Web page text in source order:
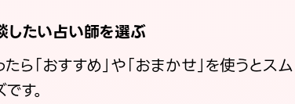
したい占い師を選ぶ
たら「おすすめ」や「おまかせ」を使うとスム
す。